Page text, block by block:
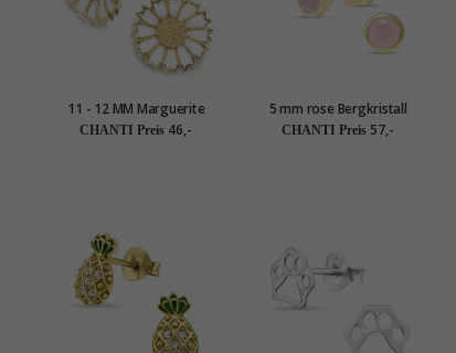
11 - 12 MM Marguerite
Ohrstecker in vergoldetem
CHANTI Preis 46,-
5 mm rose Bergkristall
Ohrstecker in vergoldetem
CHANTI Preis 57,-